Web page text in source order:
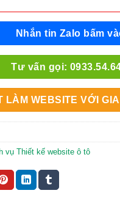
Nhắn tin Zalo bấm
Tư vấn gọi:
LÀM WEBSITE VỚI
vụ Thiết kế website ô tô